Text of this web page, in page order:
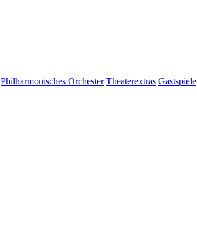
Philharmonisches Orchester Theaterextras Gastspiele